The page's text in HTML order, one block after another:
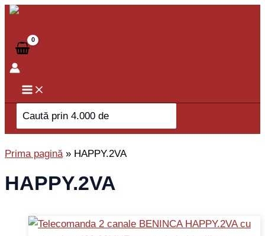
Skip
content
Search
for:
Prima pagină» HAPPY.2VA
HAPPY.2VA